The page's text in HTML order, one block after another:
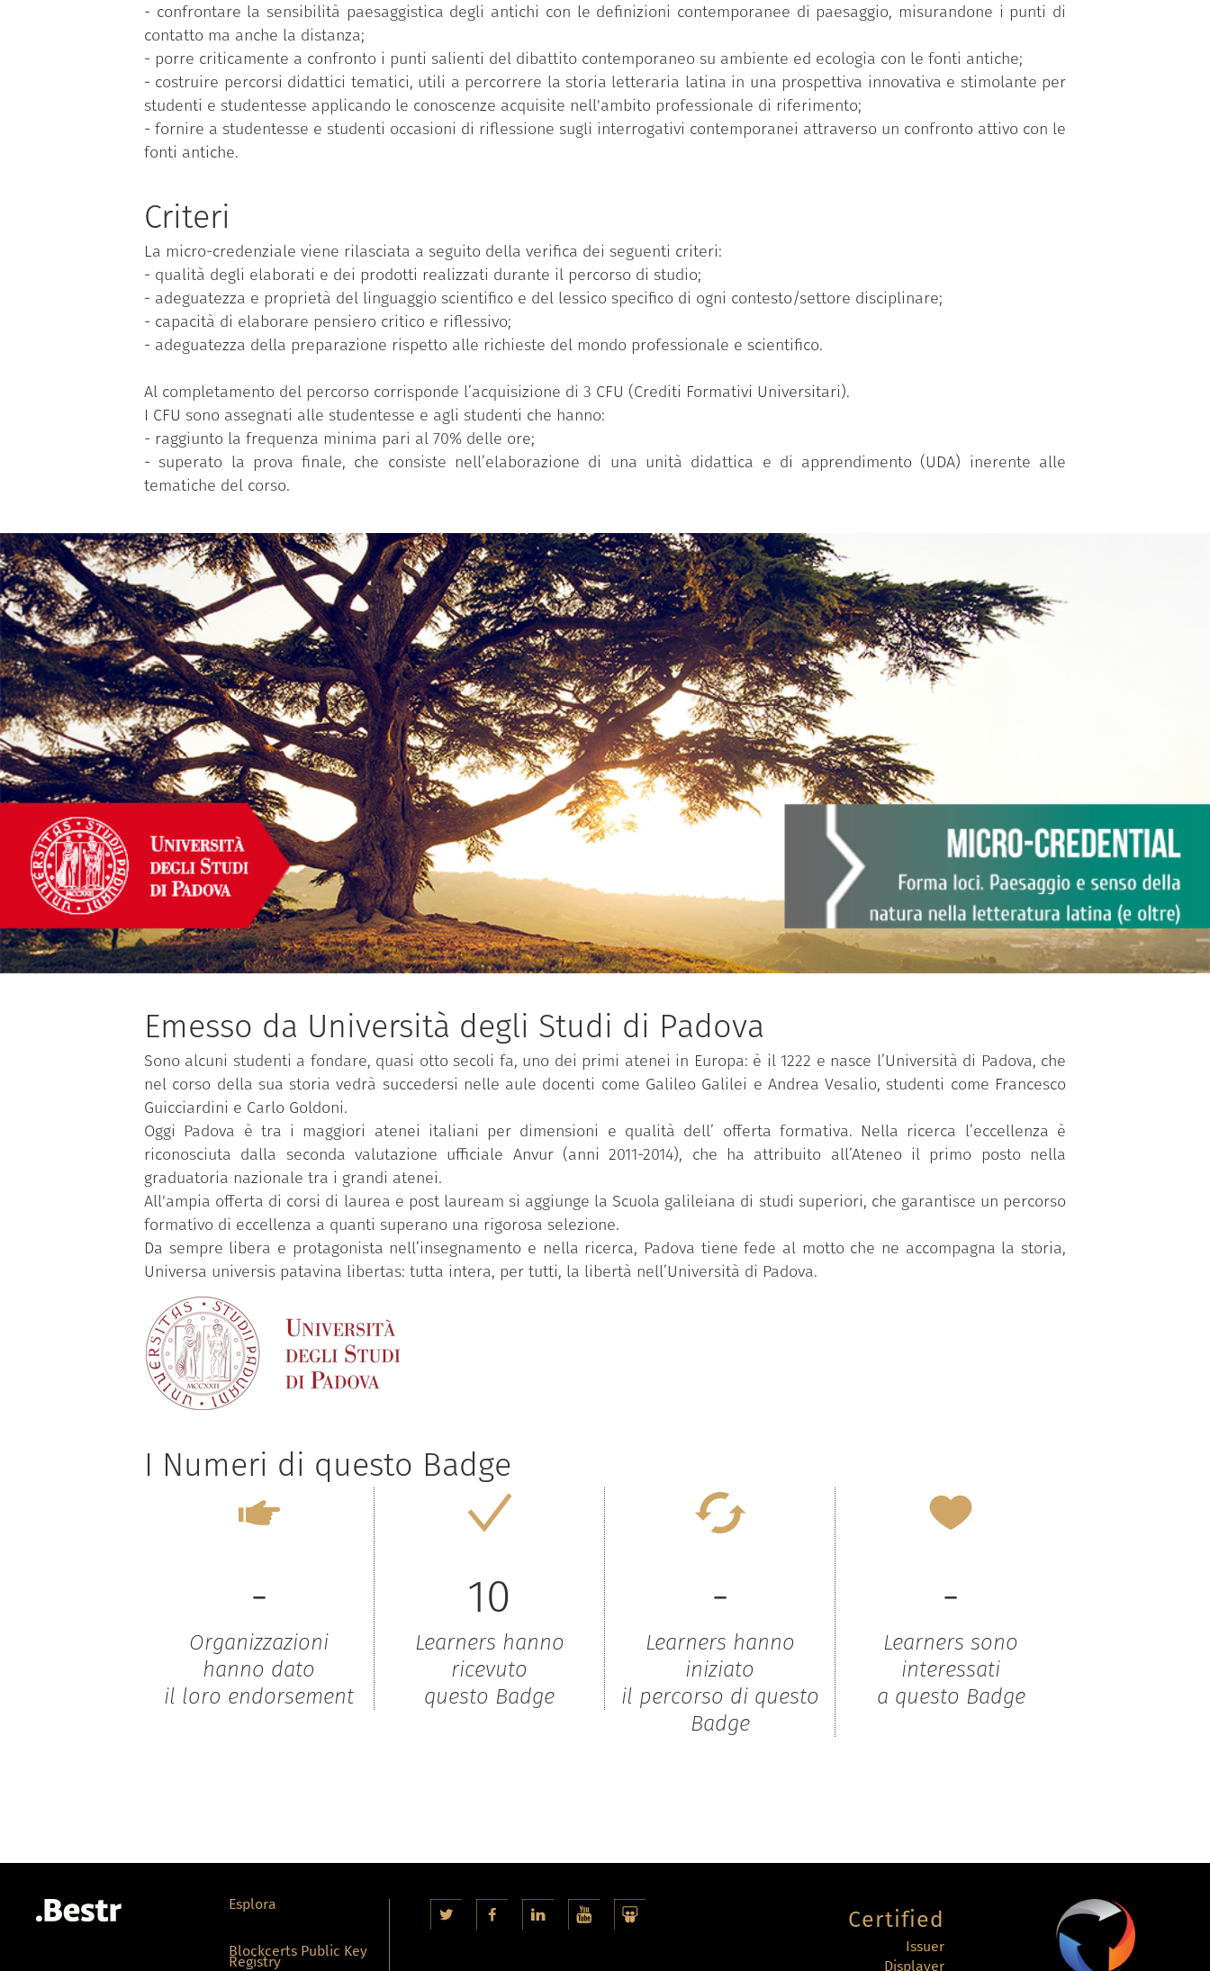
- confrontare la sensibilità paesaggistica degli antichi con le definizioni contemporanee di paesaggio, misurandone i punti di
contatto ma anche la distanza;
- porre criticamente a confronto i punti salienti del dibattito contemporaneo su ambiente ed ecologia con le fonti antiche;
- costruire percorsi didattici tematici, utili a percorrere la storia letteraria latina in una prospettiva innovativa e stimolante per
studenti e studentesse applicando le conoscenze acquisite nell'ambito professionale di riferimento;
- fornire a studentesse e studenti occasioni di riflessione sugli interrogativi contemporanei attraverso un confronto attivo con le
fonti antiche.
Criteri
La micro-credenziale viene rilasciata a seguito della verifica dei seguenti criteri:
- qualità degli elaborati e dei prodotti realizzati durante il percorso di studio;
- adeguatezza e proprietà del linguaggio scientifico e del lessico specifico di ogni contesto/settore disciplinare;
- capacità di elaborare pensiero critico e riflessivo;
- adeguatezza della preparazione rispetto alle richieste del mondo professionale e scientifico.
Al completamento del percorso corrisponde l’acquisizione di 3 CFU (Crediti Formativi Universitari).
I CFU sono assegnati alle studentesse e agli studenti che hanno:
- raggiunto la frequenza minima pari al 70% delle ore;
- superato la prova finale, che consiste nell’elaborazione di una unità didattica e di apprendimento (UDA) inerente alle
tematiche del corso.
Emesso da Università degli Studi di Padova
Sono alcuni studenti a fondare, quasi otto secoli fa, uno dei primi atenei in Europa: è il 1222 e nasce l’Università di Padova, che
nel corso della sua storia vedrà succedersi nelle aule docenti come Galileo Galilei e Andrea Vesalio, studenti come Francesco
Guicciardini e Carlo Goldoni.
Oggi Padova è tra i maggiori atenei italiani per dimensioni e qualità dell’ offerta formativa. Nella ricerca l’eccellenza è
riconosciuta dalla seconda valutazione ufficiale Anvur (anni 2011-2014), che ha attribuito all’Ateneo il primo posto nella
graduatoria nazionale tra i grandi atenei.
All'ampia offerta di corsi di laurea e post lauream si aggiunge la Scuola galileiana di studi superiori, che garantisce un percorso
formativo di eccellenza a quanti superano una rigorosa selezione.
Da sempre libera e protagonista nell’insegnamento e nella ricerca, Padova tiene fede al motto che ne accompagna la storia,
Universa universis patavina libertas: tutta intera, per tutti, la libertà nell’Università di Padova.
I Numeri di questo Badge
-
Organizzazioni
hanno dato
il loro endorsement
10
Learners hanno
ricevuto
questo Badge
-
Learners hanno
iniziato
il percorso di questo
Badge
-
Learners sono
interessati
a questo Badge
Esplora
Blockcerts Public Key
Registry
Certified
Issuer
Displayer